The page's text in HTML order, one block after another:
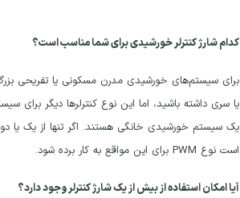
کدام شارژ کنترلر خورشیدی برای شما مناسب است؟
یک سیستم خورشیدی خانگی هستند. اگر تنها از یک یا دو
است نوع PWM برای این مواقع به کار برده شود.
آیا امکان استفاده از بیش از یک شارژ کنترلر وجود دارد؟